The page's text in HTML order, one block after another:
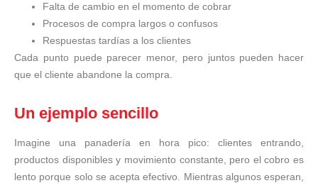
Falta de cambio en el momento de cobrar
Procesos de compra largos o confusos
Respuestas tardías a los clientes
Cada punto puede parecer menor, pero juntos pueden hacer
que el cliente abandone la compra.
Un ejemplo sencillo
Imagine una panadería en hora pico: clientes entrando,
productos disponibles y movimiento constante, pero el cobro es
lento porque solo se acepta efectivo. Mientras algunos esperan,